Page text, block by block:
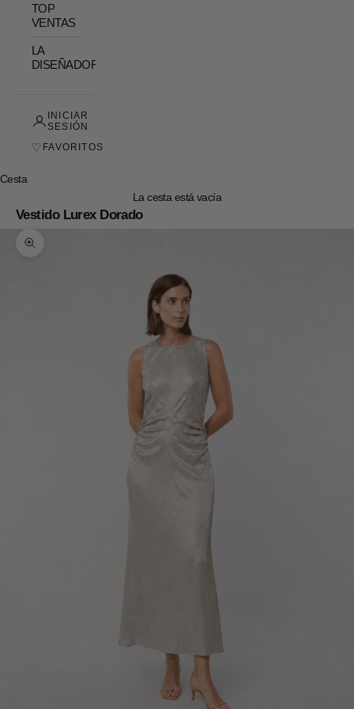
TOP
VENTAS
LA
DISEÑADORA
INICIAR
SESIÓN
♡ FAVORITOS
Cesta
La cesta está vacía
Vestido Lurex Dorado
Zoom